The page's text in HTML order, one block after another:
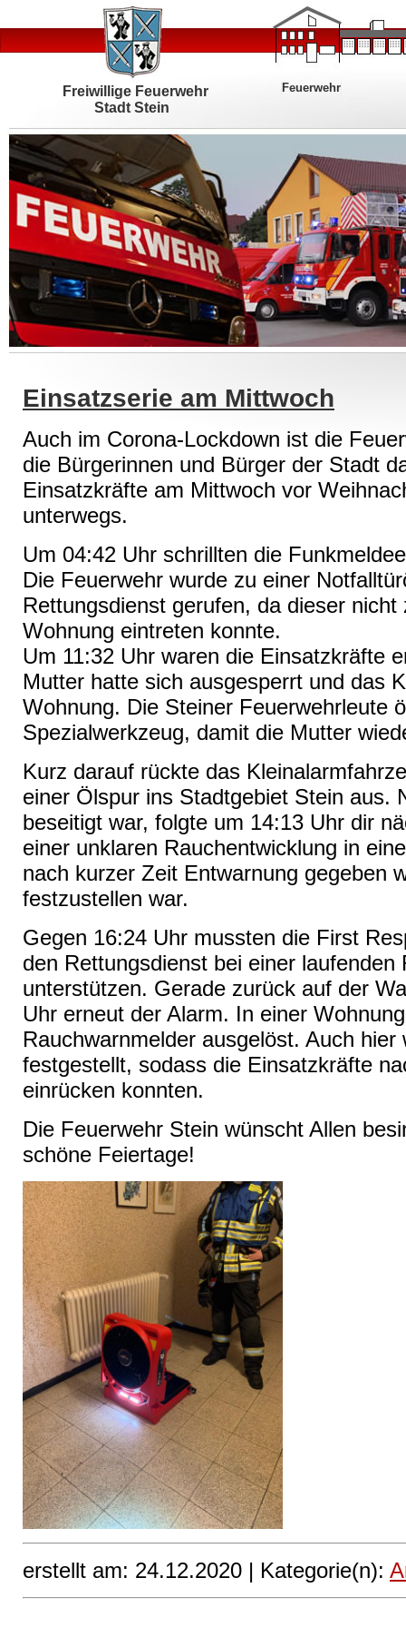
Freiwillige Feuerwehr
Stadt Stein
Feuerwehr
Einsatzserie am Mittwoch
Auch im Corona-Lockdown ist die
die Bürgerinnen und Bürger der Stadt
Einsatzkräfte am Mittwoch vor
unterwegs.
Um 04:42 Uhr schrillten die
Die Feuerwehr wurde zu einer
Rettungsdienst gerufen, da dieser
Wohnung eintreten konnte.
Um 11:32 Uhr waren die Einsatzkräfte
Mutter hatte sich ausgesperrt und das
Wohnung. Die Steiner Feuerwehrleute
Spezialwerkzeug, damit die Mutter
Kurz darauf rückte das
einer Ölspur ins Stadtgebiet Stein aus.
beseitigt war, folgte um 14:13 Uhr dir
einer unklaren Rauchentwicklung in
nach kurzer Zeit Entwarnung gegeben
festzustellen war.
Gegen 16:24 Uhr mussten die First
den Rettungsdienst bei einer laufenden
unterstützen. Gerade zurück auf der
Uhr erneut der Alarm. In einer
Rauchwarnmelder ausgelöst. Auch hier
festgestellt, sodass die Einsatzkräfte
einrücken konnten.
Die Feuerwehr Stein wünscht Allen
schöne Feiertage!
erstellt am: 24.12.2020 | Kategorie(n):